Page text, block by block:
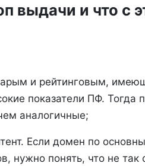
выдачи и что с
и рейтинговым,
показатели ПФ. Тогда
аналогичные;
Если домен по
нужно понять, что не так